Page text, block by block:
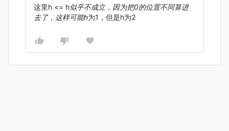
这里h <= h似乎不成立，因为把0的位置不同算进
去了，这样可能h为1，但是h为2